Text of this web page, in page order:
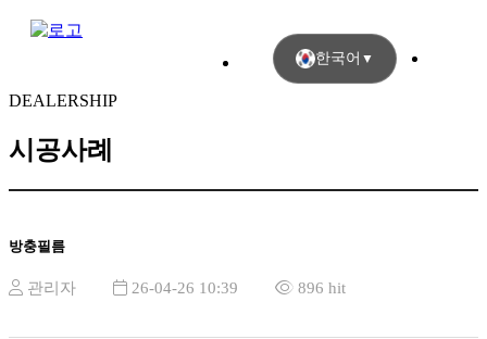
한국어 ▼
DEALERSHIP
시공사례
방충필름
관리자 26-04-26 10:39 896 hit